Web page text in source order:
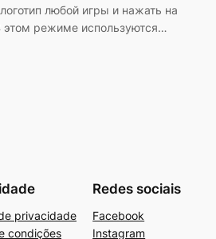
любой игры и нажать на
режиме используются…
privacidade
condições
Redes sociais
Facebook
Instagram